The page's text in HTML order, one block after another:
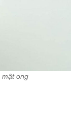
mật ong